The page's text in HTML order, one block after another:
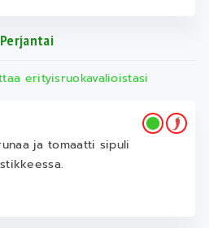
Perjantai
erityisruokavalioistasi
ja tomaatti sipuli